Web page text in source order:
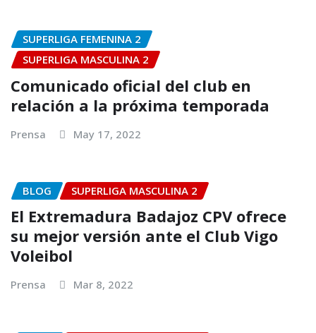
SUPERLIGA FEMENINA 2
SUPERLIGA MASCULINA 2
Comunicado oficial del club en
relación a la próxima temporada
Prensa May 17, 2022
BLOG SUPERLIGA MASCULINA 2
El Extremadura Badajoz CPV ofrece
su mejor versión ante el Club Vigo
Voleibol
Prensa Mar 8, 2022